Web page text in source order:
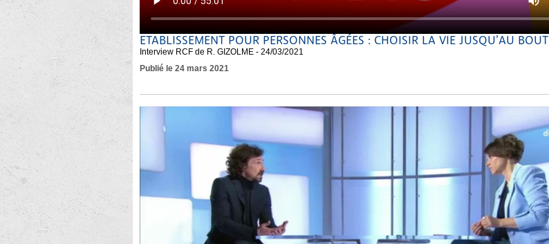
ETABLISSEMENT POUR PERSONNES ÂGÉES : CHOISIR LA VIE JUSQU’AU BOUT
Interview RCF de R. GIZOLME - 24/03/2021
Publié le 24 mars 2021